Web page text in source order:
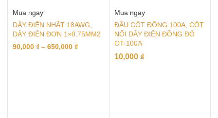
Mua ngay
DÂY ĐIỆN NHẬT 18AWG,
DÂY ĐIỆN ĐƠN 1×0.75MM2
90,000 ₫ – 650,000 ₫
Mua ngay
ĐẦU CỐT ĐỒNG 100A, CỐT
NỐI DÂY ĐIỆN ĐỒNG ĐỎ
OT-100A
10,000 ₫